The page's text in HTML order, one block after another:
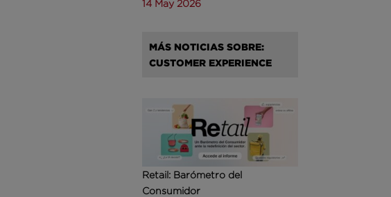
14 May 2026
MÁS NOTICIAS SOBRE:
CUSTOMER EXPERIENCE
Retail: Barómetro del
Consumidor